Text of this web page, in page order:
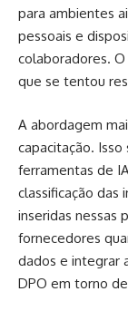
para ambientes
pessoais e
colaboradores.
que se tentou
A abordagem
capacitação. Isso
ferramentas de
classificação das
inseridas nessas
fornecedores
dados e integrar
DPO em torno